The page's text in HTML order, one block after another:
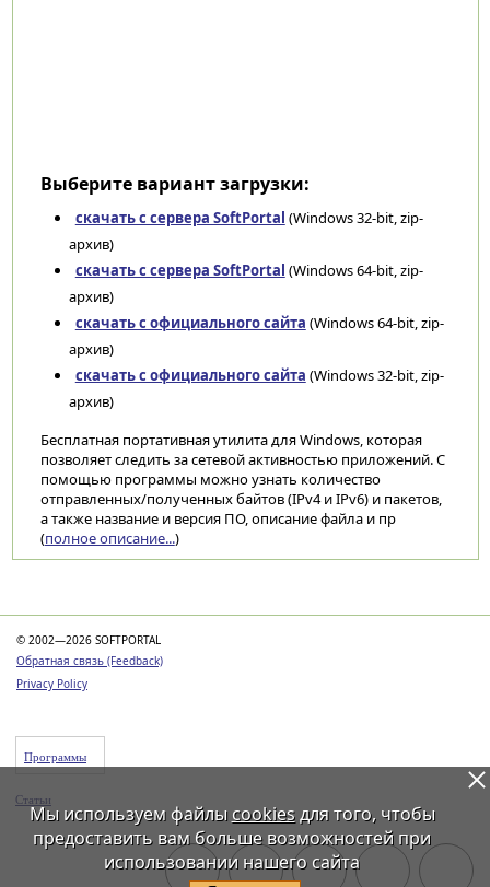
Выберите вариант загрузки:
скачать с сервера SoftPortal (Windows 32-bit, zip-
архив)
скачать с сервера SoftPortal (Windows 64-bit, zip-
архив)
скачать с официального сайта (Windows 64-bit, zip-
архив)
скачать с официального сайта (Windows 32-bit, zip-
архив)
Бесплатная портативная утилита для Windows, которая
позволяет следить за сетевой активностью приложений. С
помощью программы можно узнать количество
отправленных/полученных байтов (IPv4 и IPv6) и пакетов,
а также название и версия ПО, описание файла и пр
(полное описание...)
© 2002—2026 SOFTPORTAL
Обратная связь (Feedback)
Privacy Policy
Программы
Статьи
Мы используем файлы cookiesдля того, чтобы
предоставить вам больше возможностей при
использовании нашего сайта